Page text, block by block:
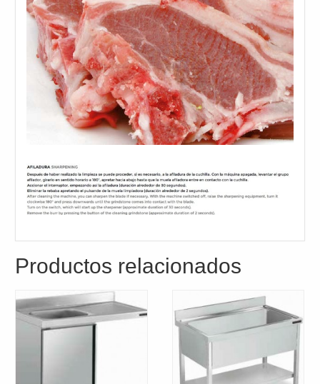
Productos relacionados